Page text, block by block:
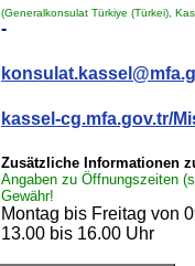
(Generalkonsulat Türkiye (Türkei),
-
kassel-cg.mfa.gov.tr/
Zusätzliche Informationen
Angaben zu Öffnungszeiten
Gewähr!
Montag bis Freitag von
13.00 bis 16.00 Uhr